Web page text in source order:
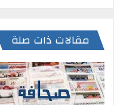
مقالات ذات صلة